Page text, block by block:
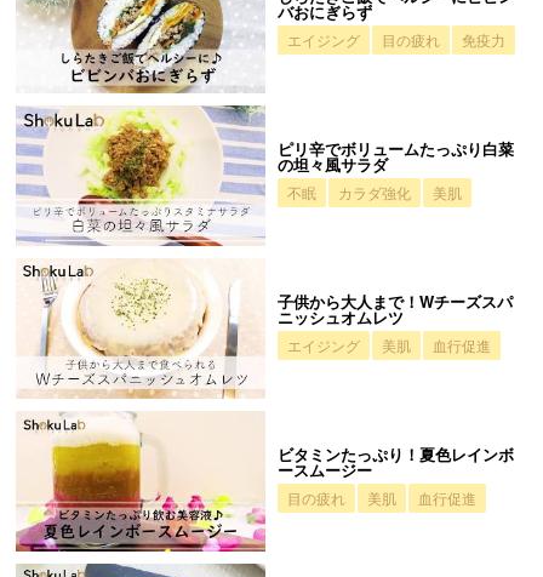
バおにぎらず
エイジング 目の疲れ 免疫力
ピリ辛でボリュームたっぷり白菜
の坦々風サラダ
不眠 カラダ強化 美肌
子供から大人まで！Wチーズスパ
ニッシュオムレツ
エイジング 美肌 血行促進
ビタミンたっぷり！夏色レインボ
ースムージー
目の疲れ 美肌 血行促進